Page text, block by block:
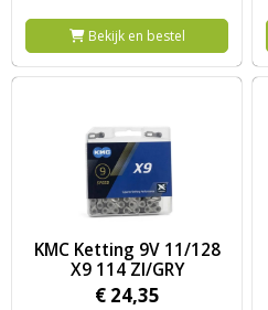
Bekijk en bestel
KMC Ketting 9V 11/128
X9 114 ZI/GRY
€ 24,35